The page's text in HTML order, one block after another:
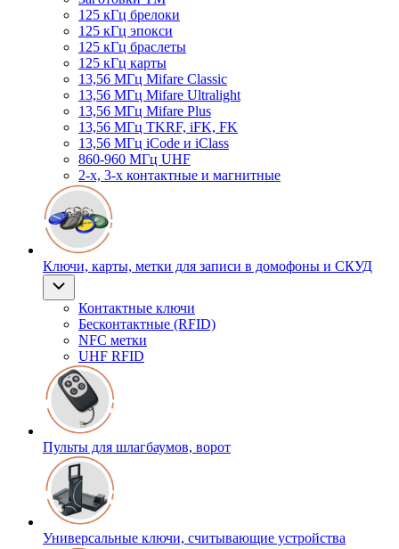
125 кГц брелоки
125 кГц эпокси
125 кГц браслеты
125 кГц карты
13,56 МГц Mifare Classic
13,56 МГц Mifare Ultralight
13,56 МГц Mifare Plus
13,56 МГц TKRF, iFK, FK
13,56 МГц iCode и iClass
860-960 МГц UHF
2-х, 3-х контактные и магнитные
Ключи, карты, метки для записи в домофоны и СКУД
Контактные ключи
Бесконтактные (RFID)
NFC метки
UHF RFID
Пульты для шлагбаумов, ворот
Универсальные ключи, считывающие устройства